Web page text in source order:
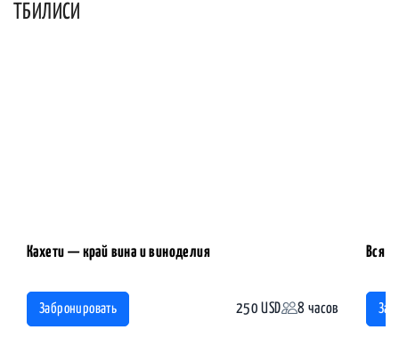
ТБИЛИСИ
Кахети — край вина и виноделия
Забронировать 250 USD 8 часов
Вся